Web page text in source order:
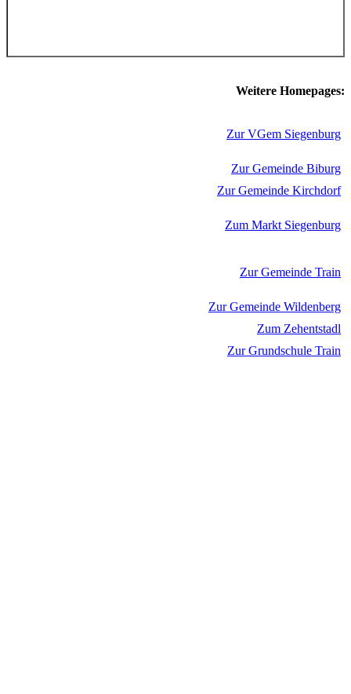
Weitere Homepages:
Zur VGem Siegenburg
Zur Gemeinde Biburg
Zur Gemeinde Kirchdorf
Zum Markt Siegenburg
Zur Gemeinde Train
Zur Gemeinde Wildenberg
Zum Zehentstadl
Zur Grundschule Train